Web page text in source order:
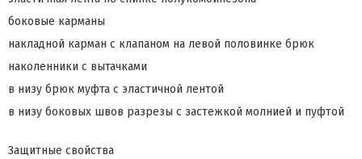
боковые карманы
накладной карман с клапаном на левой половинке брюк
наколенники с вытачками
в низу брюк муфта с эластичной лентой
в низу боковых швов разрезы с застежкой молнией и пуфтой
Защитные свойства